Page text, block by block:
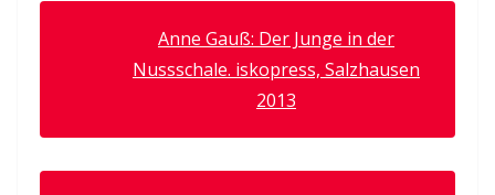
Anne Gauß: Der Junge in der
Nussschale. iskopress, Salzhausen
2013